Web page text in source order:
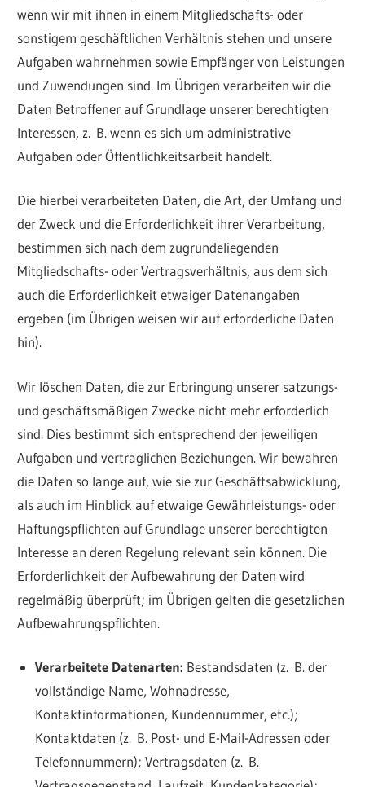
wenn wir mit ihnen in einem Mitgliedschafts- oder
sonstigem geschäftlichen Verhältnis stehen und unsere
Aufgaben wahrnehmen sowie Empfänger von Leistungen
und Zuwendungen sind. Im Übrigen verarbeiten wir die
Daten Betroffener auf Grundlage unserer berechtigten
Interessen, z. B. wenn es sich um administrative
Aufgaben oder Öffentlichkeitsarbeit handelt.
Die hierbei verarbeiteten Daten, die Art, der Umfang und
der Zweck und die Erforderlichkeit ihrer Verarbeitung,
bestimmen sich nach dem zugrundeliegenden
Mitgliedschafts- oder Vertragsverhältnis, aus dem sich
auch die Erforderlichkeit etwaiger Datenangaben
ergeben (im Übrigen weisen wir auf erforderliche Daten
hin).
Wir löschen Daten, die zur Erbringung unserer satzungs-
und geschäftsmäßigen Zwecke nicht mehr erforderlich
sind. Dies bestimmt sich entsprechend der jeweiligen
Aufgaben und vertraglichen Beziehungen. Wir bewahren
die Daten so lange auf, wie sie zur Geschäftsabwicklung,
als auch im Hinblick auf etwaige Gewährleistungs- oder
Haftungspflichten auf Grundlage unserer berechtigten
Interesse an deren Regelung relevant sein können. Die
Erforderlichkeit der Aufbewahrung der Daten wird
regelmäßig überprüft; im Übrigen gelten die gesetzlichen
Aufbewahrungspflichten.
Verarbeitete Datenarten: Bestandsdaten (z. B. der
vollständige Name, Wohnadresse,
Kontaktinformationen, Kundennummer, etc.);
Kontaktdaten (z. B. Post- und E-Mail-Adressen oder
Telefonnummern); Vertragsdaten (z. B.